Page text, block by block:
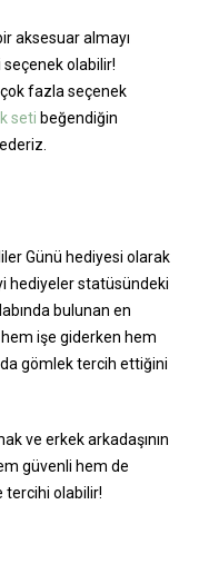
aksesuar almayı
seçenek olabilir!
fazla seçenek
seti beğendiğin
Günü hediyesi olarak
hediyeler statüsündeki
bulunan en
işe giderken hem
gömlek tercih ettiğini
ve erkek arkadaşının
güvenli hem de
tercihi olabilir!